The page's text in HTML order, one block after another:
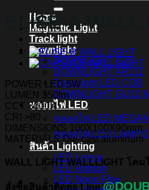
Home
Magnetic Light
Track light
Downlight
DOWNLIGHT E27
DOWNLIGHT AR111
Downlight LED COB
DOWNLIGHT GU10
หลอดไฟ LED
หลอดไฟ LED
หลอดไฟ LED LAMPO
สินค้า Lighting
LED Linear
LED Ribbon
LED Neon Flex
ELISE-A WALL
POWER LED 5W
LUMEN 350lm
CCT 3000K
CRI >80
DIMENSIONS 100X100X90mm.
MATERIALS Die-cast aluminum
WALL LIGHT WALLLIGHT โค
สั่งซื้อสินค้าติดต่อ Line